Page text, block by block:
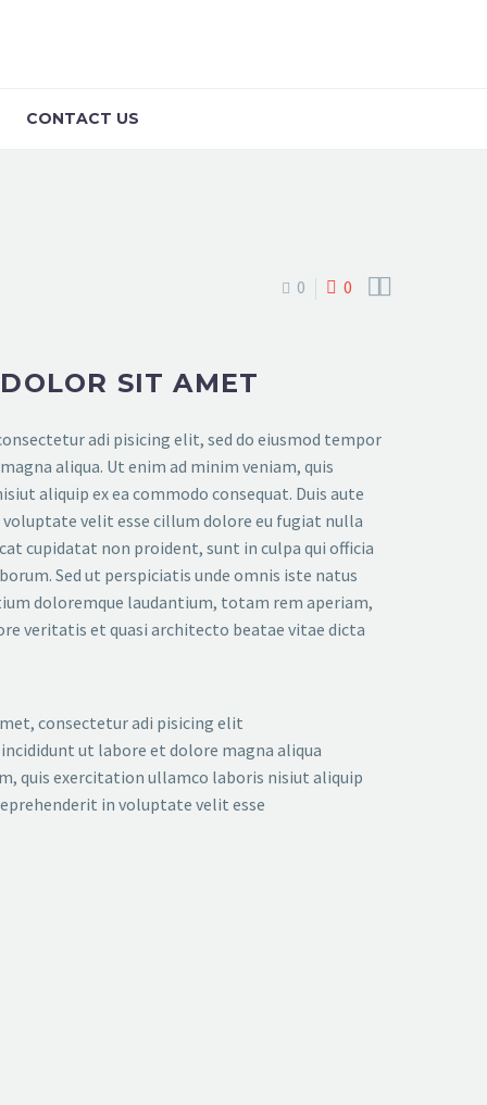
CONTACT US
0
0 
SIT AMET
adi pisicing elit, sed do eiusmod tempor
aliqua. Ut enim ad minim veniam, quis
aliquip ex ea commodo consequat. Duis aute
velit esse cillum dolore eu fugiat nulla
cupidatat non proident, sunt in culpa qui officia
Sed ut perspiciatis unde omnis iste natus
doloremque laudantium, totam rem aperiam,
veritatis et quasi architecto beatae vitae dicta
consectetur adi pisicing elit
ut labore et dolore magna aliqua
quis exercitation ullamco laboris nisiut aliquip
in voluptate velit esse